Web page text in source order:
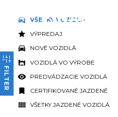
FILTER
VŠETKY VOZIDLÁ
VÝPREDAJ
NOVÉ VOZIDLÁ
VOZIDLÁ VO VÝROBE
PREDVÁDZACIE VOZIDLÁ
CERTIFIKOVANÉ JAZDENÉ
VŠETKY JAZDENÉ VOZIDLÁ